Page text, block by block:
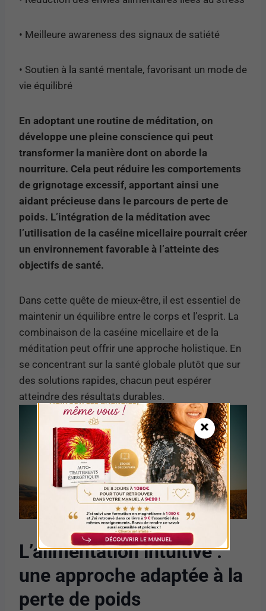
• Meilleure awareness des signaux de satiété
• Soutien à la santé mentale, favorisant un mode de
vie équilibré
En adoptant une routine de méditation, on
développe une pleine conscience qui peut
transformer la manière dont on aborde la
nourriture. Cela peut réduire les comportements
de grignotage excessif, apportant ainsi une
aidant précieuse dans le parcours de perte de
poids. L’intégration de la méditation avec
l’utilisation de la caséine micellaire pourrait créer
un environnement favorable à l’atteinte des
objectifs de santé.
Dans cette quête de mieux-être, il est essentiel de
maintenir un équilibre entre le corps et l’esprit. La
combinaison de la caséine micellaire et de la
méditation peut offrir une approche holistique. En
se concentrant sur la santé globale plutôt que sur
des solutions rapides, chacun peut espérer
atteindre des résultats durables.
L’alimentation intuitive :
une approche adaptée à la
perte de poids
×